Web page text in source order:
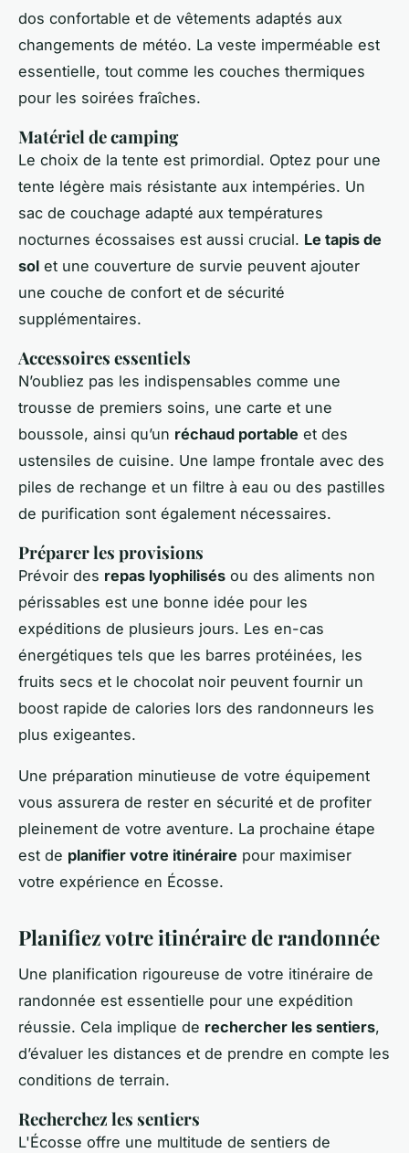
dos confortable et de vêtements adaptés aux
changements de météo. La veste imperméable est
essentielle, tout comme les couches thermiques
pour les soirées fraîches.
Matériel de camping
Le choix de la tente est primordial. Optez pour une
tente légère mais résistante aux intempéries. Un
sac de couchage adapté aux températures
nocturnes écossaises est aussi crucial. Le tapis de
sol et une couverture de survie peuvent ajouter
une couche de confort et de sécurité
supplémentaires.
Accessoires essentiels
N’oubliez pas les indispensables comme une
trousse de premiers soins, une carte et une
boussole, ainsi qu’un réchaud portable et des
ustensiles de cuisine. Une lampe frontale avec des
piles de rechange et un filtre à eau ou des pastilles
de purification sont également nécessaires.
Préparer les provisions
Prévoir des repas lyophilisés ou des aliments non
périssables est une bonne idée pour les
expéditions de plusieurs jours. Les en-cas
énergétiques tels que les barres protéinées, les
fruits secs et le chocolat noir peuvent fournir un
boost rapide de calories lors des randonneurs les
plus exigeantes.
Une préparation minutieuse de votre équipement
vous assurera de rester en sécurité et de profiter
pleinement de votre aventure. La prochaine étape
est de planifier votre itinéraire pour maximiser
votre expérience en Écosse.
Planifiez votre itinéraire de randonnée
Une planification rigoureuse de votre itinéraire de
randonnée est essentielle pour une expédition
réussie. Cela implique de rechercher les sentiers,
d’évaluer les distances et de prendre en compte les
conditions de terrain.
Recherchez les sentiers
L'Écosse offre une multitude de sentiers de